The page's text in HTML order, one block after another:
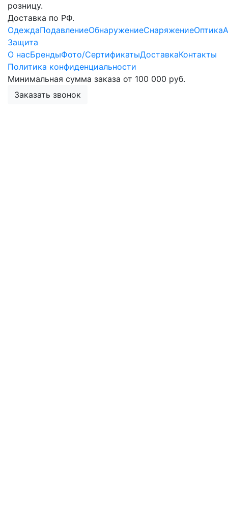
розницу.
Доставка по РФ.
ОдеждаПодавлениеОбнаружениеСнаряжениеОптика
Защита
О насБрендыФото/СертификатыДоставкаКонтакты
Политика конфиденциальности
Минимальная сумма заказа от 100 000 руб.
Заказать звонок